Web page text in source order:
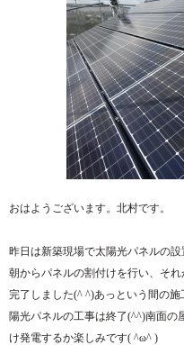
おはようございます。北村です。
昨日は新築現場で太陽光パネルの
朝からパネルの割付けを行い、そ
完了しました(^ ^)あっという間の
陽光パネルの工事は終了(^^)南面の
け発電するか楽しみです( ^ω^ )